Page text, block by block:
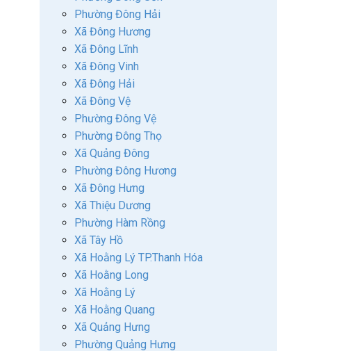
Phường Đông Hải
Xã Đông Hương
Xã Đông Lĩnh
Xã Đông Vinh
Xã Đông Hải
Xã Đông Vệ
Phường Đông Vệ
Phường Đông Thọ
Xã Quảng Đông
Phường Đông Hương
Xã Đông Hưng
Xã Thiệu Dương
Phường Hàm Rồng
Xã Tây Hồ
Xã Hoằng Lý TP.Thanh Hóa
Xã Hoằng Long
Xã Hoằng Lý
Xã Hoằng Quang
Xã Quảng Hưng
Phường Quảng Hưng